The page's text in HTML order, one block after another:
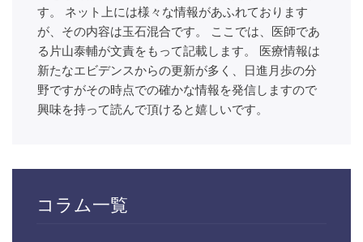
す。 ネット上には様々な情報があふれております
が、その内容は玉石混合です。 ここでは、医師であ
る片山泰輔が文責をもって記載します。 医療情報は
新たなエビデンスからの更新が多く、日進月歩の分
野ですがその時点での確かな情報を発信しますので
興味を持って読んで頂けると嬉しいです。
コラム一覧